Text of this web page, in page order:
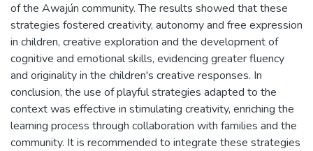
of the Awajún community. The results showed that these
strategies fostered creativity, autonomy and free expression
in children, creative exploration and the development of
cognitive and emotional skills, evidencing greater fluency
and originality in the children's creative responses. In
conclusion, the use of playful strategies adapted to the
context was effective in stimulating creativity, enriching the
learning process through collaboration with families and the
community. It is recommended to integrate these strategies